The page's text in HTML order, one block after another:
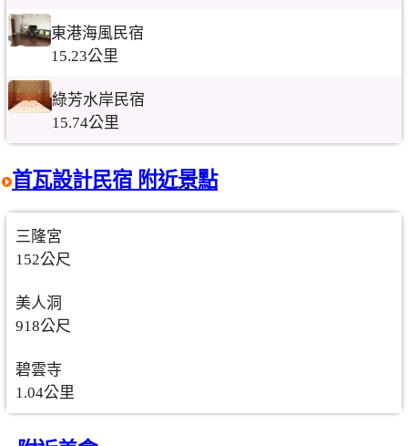
東港海風民宿
15.23公里
綠芳水岸民宿
15.74公里
首瓦設計民宿 附近景點
三隆宮
152公尺
美人洞
918公尺
碧雲寺
1.04公里